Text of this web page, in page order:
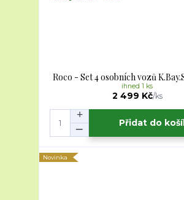
Roco - Set 4 osobních vozů
2 499 Kč/ks
ihned 1 ks
Přidat do
Novinka